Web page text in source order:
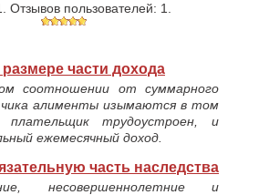
. Отзывов пользователей: 1
части дохода
соотношении от суммарного
алименты изымаются в том
плательщик трудоустроен, и
ежемесячный доход.
часть наследства
несовершеннолетние и